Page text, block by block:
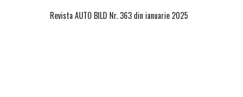
Revista AUTO BILD Nr. 363 din ianuarie 2025